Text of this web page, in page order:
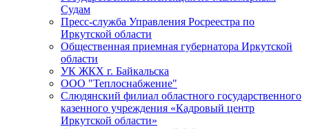
Судам
Пресс-служба Управления Росреестра по
Иркутской области
Общественная приемная губернатора Иркутской
области
УК ЖКХ г. Байкальска
ООО "Теплоснабжение"
Слюдянский филиал областного государственного
казенного учреждения «Кадровый центр
Иркутской области»